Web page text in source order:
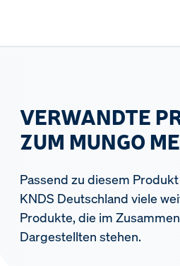
VERWANDTE
ZUM MUNGO
Passend zu diesem
KNDS Deutschland viele
Produkte, die im
Dargestellten stehen.